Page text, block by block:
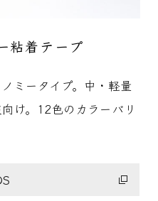
粘着テープ
ミータイプ。中・軽量
け。12色のカラーバリ